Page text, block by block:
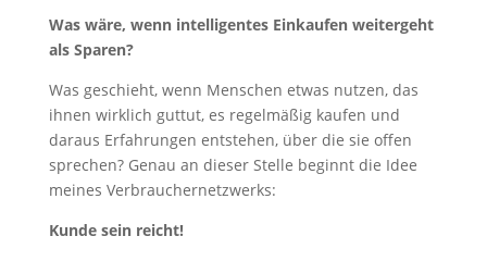
Was wäre, wenn intelligentes Einkaufen weitergeht
als Sparen?
Was geschieht, wenn Menschen etwas nutzen, das
ihnen wirklich guttut, es regelmäßig kaufen und
daraus Erfahrungen entstehen, über die sie offen
sprechen? Genau an dieser Stelle beginnt die Idee
meines Verbrauchernetzwerks:
Kunde sein reicht!